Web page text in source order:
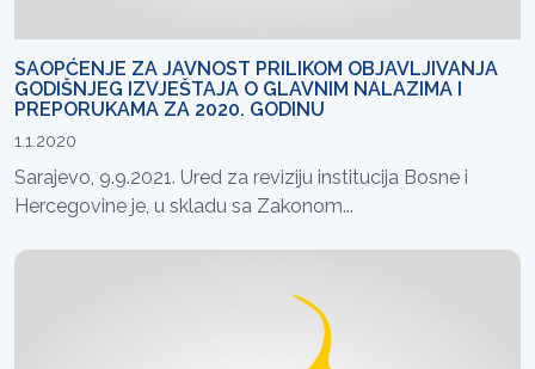
SAOPĆENJE ZA JAVNOST PRILIKOM OBJAVLJIVANJA
GODIŠNJEG IZVJEŠTAJA O GLAVNIM NALAZIMA I
PREPORUKAMA ZA 2020. GODINU
1.1.2020
Sarajevo, 9.9.2021. Ured za reviziju institucija Bosne i
Hercegovine je, u skladu sa Zakonom...